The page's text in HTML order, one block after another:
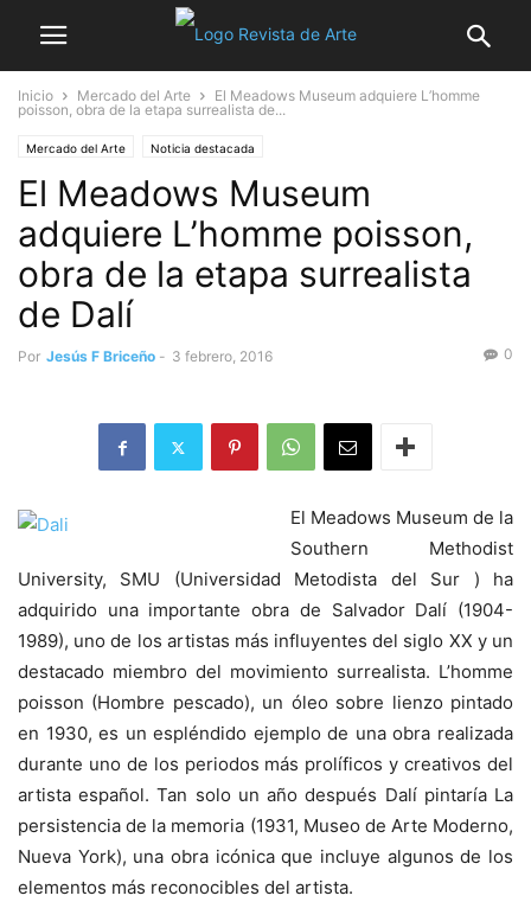
Inicio Mercado del Arte
El Meadows Museum adquiere L’homme
poisson, obra de la etapa surrealista de...
Mercado del Arte Noticia destacada
El Meadows Museum
adquiere L’homme poisson,
obra de la etapa surrealista
de Dalí
Por Jesús F Briceño - 3 febrero, 2016 0
El Meadows Museum de la
Southern Methodist
University, SMU (Universidad Metodista del Sur ) ha
adquirido una importante obra de Salvador Dalí (1904-
1989), uno de los artistas más influyentes del siglo XX y un
destacado miembro del movimiento surrealista. L’homme
poisson (Hombre pescado), un óleo sobre lienzo pintado
en 1930, es un espléndido ejemplo de una obra realizada
durante uno de los periodos más prolíficos y creativos del
artista español. Tan solo un año después Dalí pintaría La
persistencia de la memoria (1931, Museo de Arte Moderno,
Nueva York), una obra icónica que incluye algunos de los
elementos más reconocibles del artista.